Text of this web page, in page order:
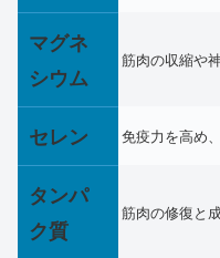
マグネ
シウム
筋肉の収縮や
セレン 免疫力を高め
タンパ
ク質
筋肉の修復と